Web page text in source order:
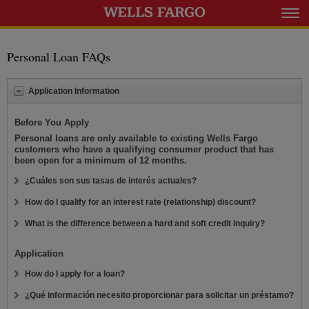
Expanda el
Personal Loan FAQs
Application Information
Before You Apply
Personal loans are only available to existing Wells Fargo
customers who have a qualifying consumer product that has
been open for a minimum of 12 months.
¿Cuáles son sus tasas de interés actuales?
How do I qualify for an interest rate (relationship) discount?
What is the difference between a hard and soft credit inquiry?
Application
How do I apply for a loan?
¿Qué información necesito proporcionar para solicitar un préstamo?